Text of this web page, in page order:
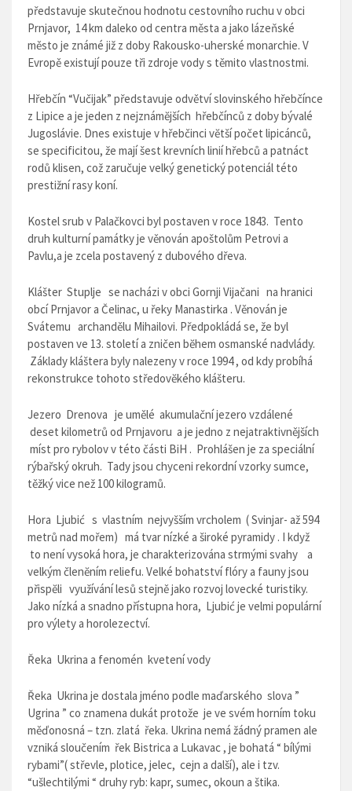
představuje skutečnou hodnotu cestovního ruchu v obci
Prnjavor, 14 km daleko od centra města a jako lázeňské
město je známé již z doby Rakousko-uherské monarchie. V
Evropě existují pouze tři zdroje vody s těmito vlastnostmi.
Hřebčín “Vučijak” představuje odvětví slovinského hřebčínce
z Lipice a je jeden z nejznámĕjších hřebčínců z doby bývalé
Jugoslávie. Dnes existuje v hřebčinci vĕtší počet lipicánců,
se specificitou, že mají šest krevních linií hřebců a patnáct
rodů klisen, což zaručuje velký genetický potenciál této
prestižní rasy koní.
Kostelsrub v Palačkovci byl postaven v roce 1843. Tento
druh kulturní památky je věnován apoštolům Petrovi a
Pavlu,a je zcela postavený z dubového dřeva.
Klášter Stuplje se nacházi v obci Gornji Vijačani na hranici
obcí Prnjavor a Čelinac, u řeky Manastirka . Věnován je
Svátemu archandělu Mihailovi. Předpokládá se, že byl
postaven ve 13. století a zničen bĕhem osmanské nadvlády.
Základy kláštera byly nalezeny v roce 1994 , od kdy probíhá
rekonstrukce tohoto středovĕkého klášteru.
Jezero Drenova je umělé akumulační jezero vzdálené
deset kilometrů od Prnjavoru a je jedno z nejatraktivnějších
míst pro rybolov v této části BiH . Prohlášen je za speciální
rýbařský okruh. Tady jsou chyceni rekordní vzorky sumce,
těžký vice než 100 kilogramů.
Hora Ljubić s vlastním nejvyšším vrcholem ( Svinjar- až 594
metrů nad mořem) má tvar nízké a široké pyramidy . I když
to není vysoká hora, je charakterizována strmými svahy a
velkým členĕním reliefu. Velké bohatství flóry a fauny jsou
přispĕli využívání lesů stejně jako rozvoj lovecké turistiky.
Jako nízká a snadno přístupna hora, Ljubić je velmi populární
pro výlety a horolezectví.
Řeka Ukrina a fenomén kvetení vody
Řeka Ukrina je dostala jméno podle maďarského slova ”
Ugrina ” co znamena dukát protože je ve svém horním toku
měďonosná – tzn. zlatá řeka. Ukrina nemá žádný pramen ale
vzniká sloučením řek Bistrica a Lukavac , je bohatá “ bílými
rybami”( střevle, plotice, jelec, cejn a další), ale i tzv.
“ušlechtilými “ druhy ryb: kapr, sumec, okoun a štika.